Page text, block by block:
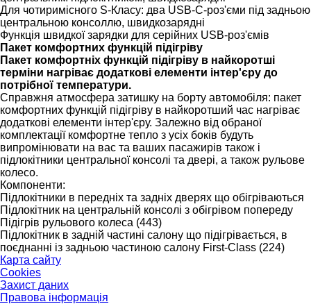
Для чотиримісного S-Класу: два USB-C-роз'єми під задньою
центральною консоллю, швидкозарядні
Функція швидкої зарядки для серійних USB-роз'ємів
Пакет комфортних функцій підігріву
Пакет комфортніх функцій підігріву в найкоротші
терміни нагріває додаткові елементи інтер'єру до
потрібної температури.
Справжня атмосфера затишку на борту автомобіля: пакет
комфортних функцій підігріву в найкоротший час нагріває
додаткові елементи інтер'єру. Залежно від обраної
комплектації комфортне тепло з усіх боків будуть
випромінювати на вас та ваших пасажирів також і
підлокітники центральної консолі та двері, а також рульове
колесо.
Компоненти:
Підлокітники в передніх та задніх дверях що обігріваються
Підлокітник на центральній консолі з обігрівом попереду
Підігрів рульового колеса (443)
Підлокітник в задній частині салону що підігрівається, в
поєднанні із задньою частиною салону First-Class (224)
Карта сайту
Cookies
Захист даних
Правова інформація